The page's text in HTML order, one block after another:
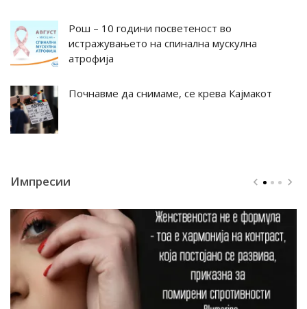
Рош – 10 години посветеност во
истражувањето на спинална мускулна
атрофија
Почнавме да снимаме, се крева Кајмакот
Импресии